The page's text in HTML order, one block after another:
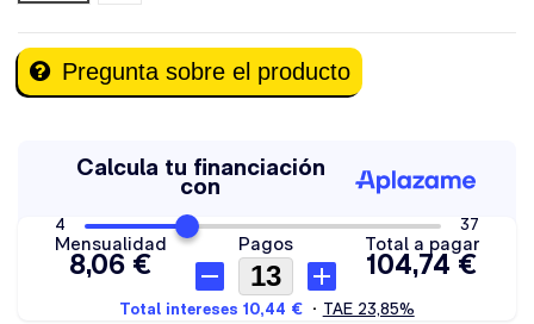
Pregunta sobre el producto